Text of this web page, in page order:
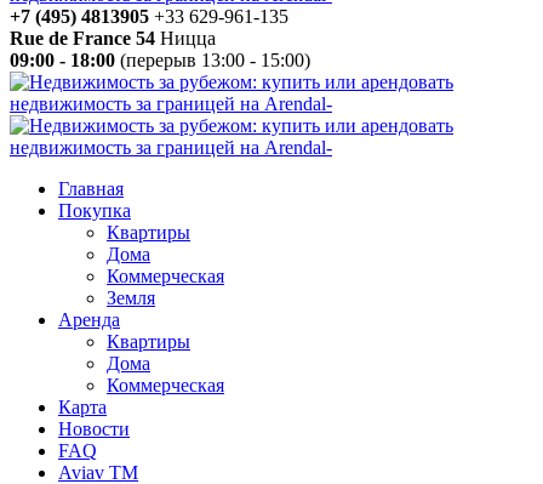
+7 (495) 4813905 +33 629-961-135
Rue de France 54 Ницца
09:00 - 18:00 (перерыв 13:00 - 15:00)
Главная
Покупка
Квартиры
Дома
Коммерческая
Земля
Аренда
Квартиры
Дома
Коммерческая
Карта
Новости
FAQ
Aviav TM